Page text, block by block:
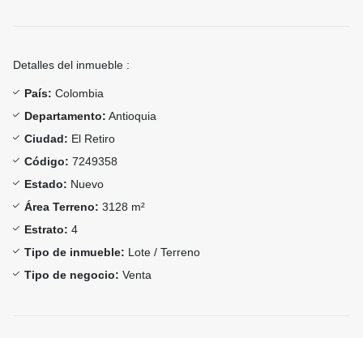
Detalles del inmueble :
País: Colombia
Departamento: Antioquia
Ciudad: El Retiro
Código: 7249358
Estado: Nuevo
Área Terreno: 3128 m²
Estrato: 4
Tipo de inmueble: Lote / Terreno
Tipo de negocio: Venta